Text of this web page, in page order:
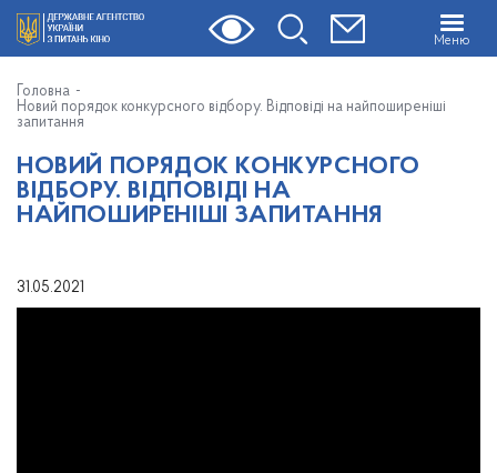
Меню
Головна
Новий порядок конкурсного відбору. Відповіді на найпоширеніші
запитання
НОВИЙ ПОРЯДОК КОНКУРСНОГО
ВІДБОРУ. ВІДПОВІДІ НА
НАЙПОШИРЕНІШІ ЗАПИТАННЯ
31.05.2021